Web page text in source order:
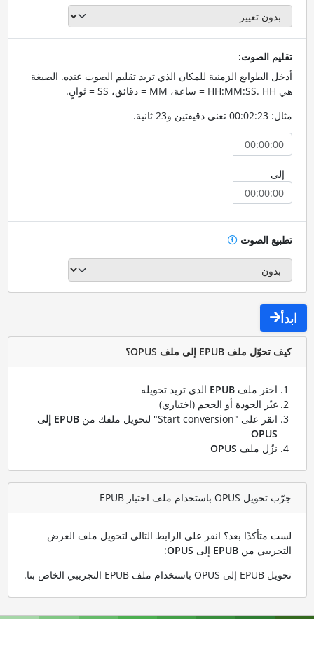
تقليم الصوت:
أدخل الطوابع الزمنية للمكان الذي تريد تقليم الصوت عنده. الصيغة
هي HH:MM:SS. HH = ساعة، MM = دقائق، SS = ثوانٍ.
مثال: 00:02:23 تعني دقيقتين و23 ثانية.
إلى
تطبيع الصوت
ابدأ
كيف تحوّل ملف EPUB إلى ملف OPUS؟
اختر ملف EPUBالذي تريد تحويله
غيّر الجودة أو الحجم (اختياري)
انقر على "Start conversion" لتحويل ملفك من
EPUB إلى
OPUS
نزّل ملف OPUS
جرّب تحويل OPUS باستخدام ملف اختبار EPUB
لست متأكدًا بعد؟ انقر على الرابط التالي لتحويل ملف العرض
التجريبي من EPUBإلى OPUS
:
تحويل EPUB إلى OPUS باستخدام ملف EPUB التجريبي الخاص بنا
.